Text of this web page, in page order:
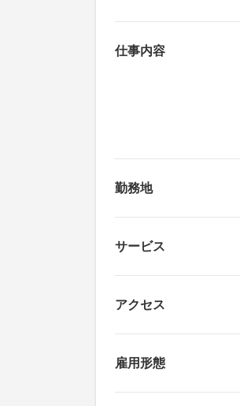
仕事内容
勤務地
サービス
アクセス
雇用形態